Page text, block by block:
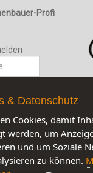
Profi
& Datenschutz
Cookies, damit
werden, um
und um Soziale
zu können.